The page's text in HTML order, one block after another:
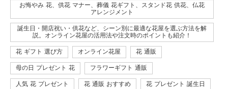
お悔やみ 花、供花 マナー、葬儀 花ギフト、スタンド花 供花、仏花
アレンジメント
誕生日・開店祝い・供花など、シーン別に最適な花屋を選ぶ方法を解
説。オンライン花屋の活用法や注文時のポイントも紹介！
花 ギフト 選び方 オンライン花屋 花 通販
母の日 プレゼント 花 フラワーギフト 通販
人気 花 プレゼント 花 通販 おすすめ 花 プレゼント 誕生日